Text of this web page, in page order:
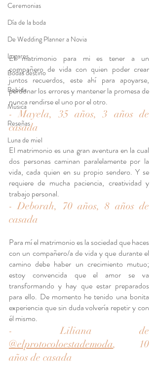
Ceremonias
Día de la boda
De Wedding Planner a Novia
Lugares
Bodas destino
Bebida
Música
Reseñas
Luna de miel
El matrimonio para mi es tener a un
compañero de vida con quien poder crear
juntos recuerdos, este ahí para apoyarse,
perdonar los errores y mantener la promesa de
nunca rendirse el uno por el otro.
- Mayela, 35 años, 3 años de
casada
El matrimonio es una gran aventura en la cual
dos personas caminan paralelamente por la
vida, cada quien en su propio sendero. Y se
requiere de mucha paciencia, creatividad y
trabajo personal.
- Deborah, 70 años, 8 años de
casada
Para mí el matrimonio es la sociedad que haces
con un compañero/a de vida y que durante el
camino debe haber un crecimiento mutuo;
estoy convencida que el amor se va
transformando y hay que estar preparados
para ello. De momento he tenido una bonita
experiencia que sin duda volvería repetir y con
él mismo.
@elprotocoloestademoda, 10
años de casada